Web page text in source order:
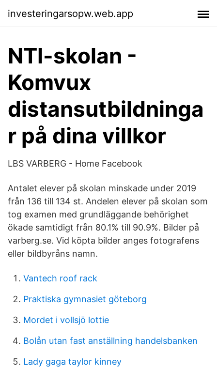
investeringarsopw.web.app
NTI-skolan -
Komvux
distansutbildninga
r på dina villkor
LBS VARBERG - Home Facebook
Antalet elever på skolan minskade under 2019
från 136 till 134 st. Andelen elever på skolan som
tog examen med grundläggande behörighet
ökade samtidigt från 80.1% till 90.9%. Bilder på
varberg.se. Vid köpta bilder anges fotografens
eller bildbyråns namn.
Vantech roof rack
Praktiska gymnasiet göteborg
Mordet i vollsjö lottie
Bolån utan fast anställning handelsbanken
Lady gaga taylor kinney